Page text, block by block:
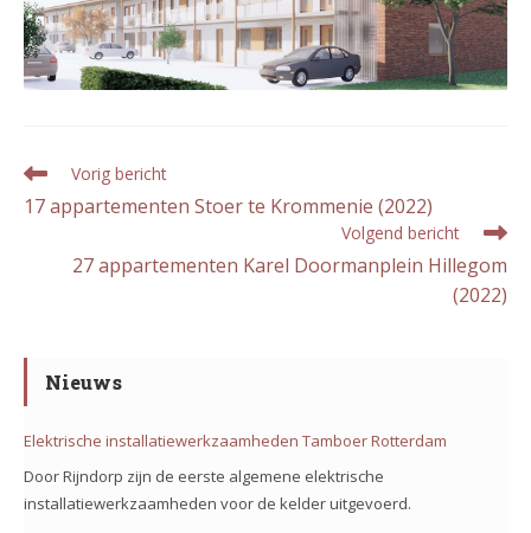
Lees
artikelen
Vorig bericht
17 appartementen Stoer te Krommenie (2022)
Volgend bericht
27 appartementen Karel Doormanplein Hillegom
(2022)
Nieuws
Elektrische installatiewerkzaamheden Tamboer Rotterdam
Door Rijndorp zijn de eerste algemene elektrische
installatiewerkzaamheden voor de kelder uitgevoerd.